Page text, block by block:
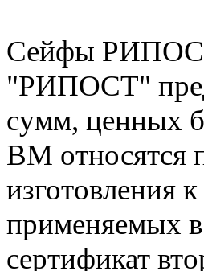
Сейфы РИПОСТ
"РИПОСТ"
сумм, ценных
ВМ относятся
изготовления
применяемых
сертификат